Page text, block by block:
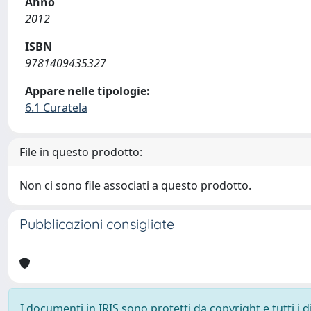
2012
ISBN
9781409435327
Appare nelle tipologie:
6.1 Curatela
File in questo prodotto:
Non ci sono file associati a questo prodotto.
Pubblicazioni consigliate